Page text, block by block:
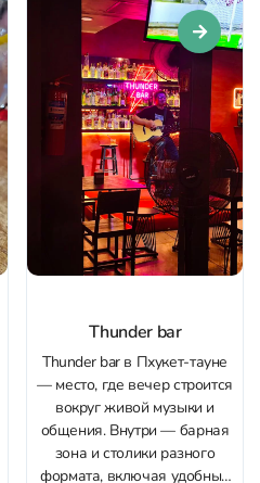
чем 80 позиций со всего
мира. В...
Thunder bar
Thunder bar в Пхукет-тауне
— место, где вечер строится
вокруг живой музыки и
общения. Внутри — барная
зона и столики разного
формата, включая удобные